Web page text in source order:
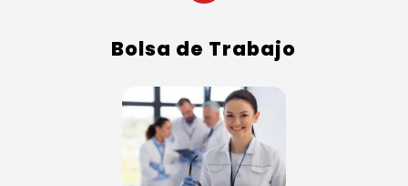
Bolsa de Trabajo